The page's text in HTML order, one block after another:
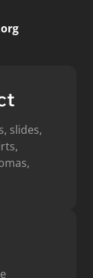
slides,